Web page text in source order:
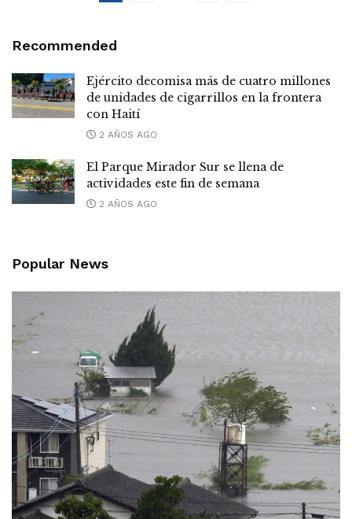
Recommended
Ejército decomisa más de cuatro millones
de unidades de cigarrillos en la frontera
con Haití
2 AÑOS AGO
El Parque Mirador Sur se llena de
actividades este fin de semana
2 AÑOS AGO
Popular News